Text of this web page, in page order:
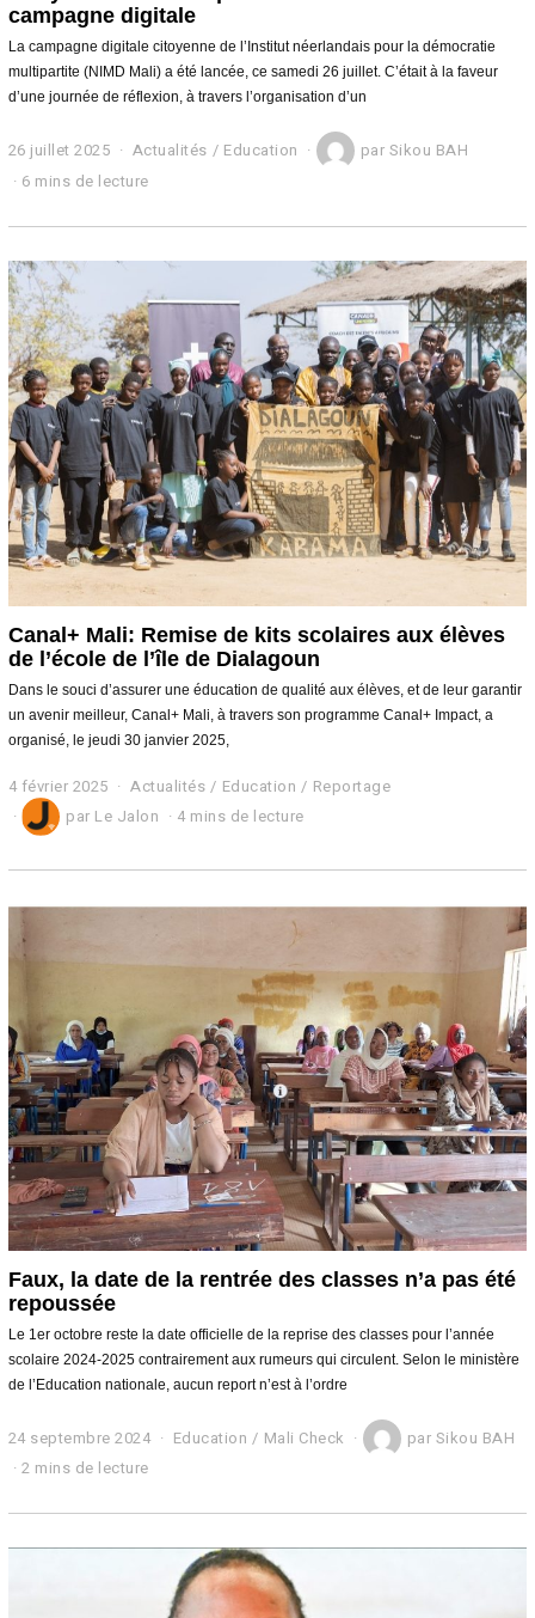
campagne digitale
La campagne digitale citoyenne de l’Institut néerlandais pour la démocratie
multipartite (NIMD Mali) a été lancée, ce samedi 26 juillet. C’était à la faveur
d’une journée de réflexion, à travers l’organisation d’un
26 juillet 2025
j
l
t
2
0
2
5
Actualités / Education par Sikou BAH
6 mins de lecture
Canal+ Mali: Remise de kits scolaires aux élèves
de l’école de l’île de Dialagoun
Dans le souci d’assurer une éducation de qualité aux élèves, et de leur garantir
un avenir meilleur, Canal+ Mali, à travers son programme Canal+ Impact, a
organisé, le jeudi 30 janvier 2025,
4 février 2025
f
é
r
e
2
5
Actualités / Education / Reportage
par Le Jalon 4 mins de lecture
Faux, la date de la rentrée des classes n’a pas été
repoussée
Le 1er octobre reste la date officielle de la reprise des classes pour l’année
scolaire 2024-2025 contrairement aux rumeurs qui circulent. Selon le ministère
de l’Education nationale, aucun report n’est à l’ordre
24 septembre 2024
e
Education / Mali Check par Sikou BAH
2 mins de lecture